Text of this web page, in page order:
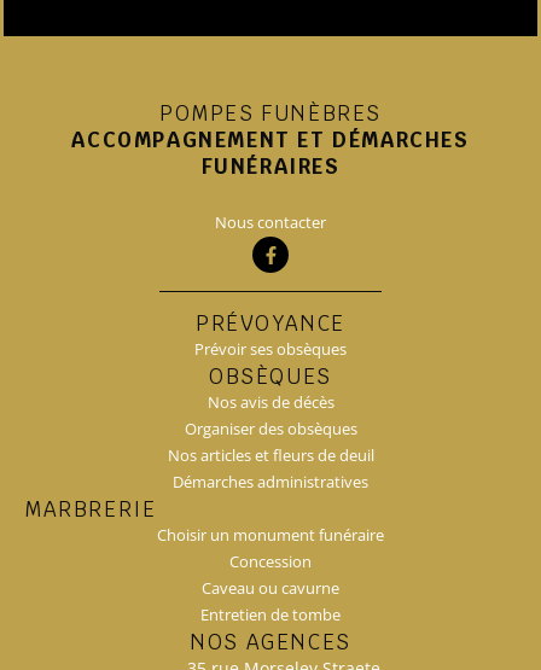
POMPES FUNÈBRES
ACCOMPAGNEMENT ET DÉMARCHES
FUNÉRAIRES
Nous contacter
PRÉVOYANCE
Prévoir ses obsèques
OBSÈQUES
Nos avis de décès
Organiser des obsèques
Nos articles et fleurs de deuil
Démarches administratives
MARBRERIE
Choisir un monument funéraire
Concession
Caveau ou cavurne
Entretien de tombe
NOS AGENCES